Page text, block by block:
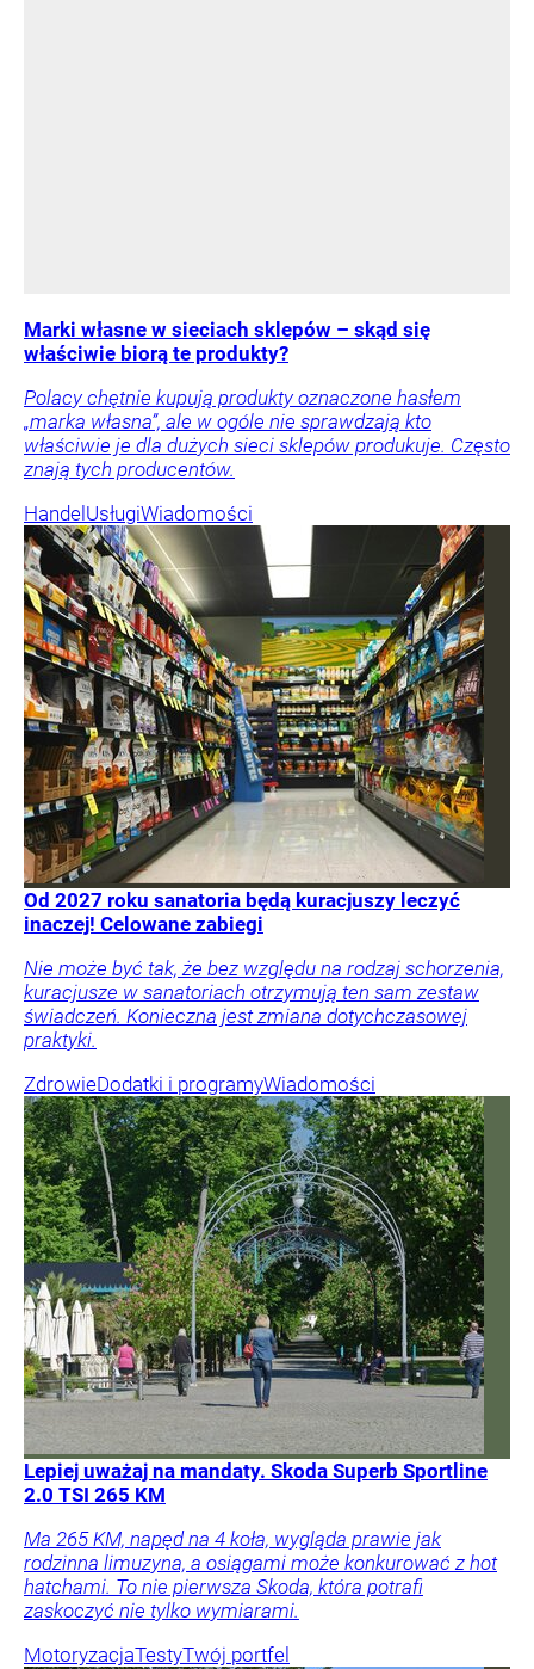
Marki własne w sieciach sklepów – skąd się
właściwie biorą te produkty?
Polacy chętnie kupują produkty oznaczone hasłem
„marka własna”, ale w ogóle nie sprawdzają kto
właściwie je dla dużych sieci sklepów produkuje. Często
znają tych producentów.
Handel UsługiWiadomości
Od 2027 roku sanatoria będą kuracjuszy leczyć
inaczej! Celowane zabiegi
Nie może być tak, że bez względu na rodzaj schorzenia,
kuracjusze w sanatoriach otrzymują ten sam zestaw
świadczeń. Konieczna jest zmiana dotychczasowej
praktyki.
ZdrowieDodatki i programyWiadomości
Lepiej uważaj na mandaty. Skoda Superb Sportline
2.0 TSI 265 KM
Ma 265 KM, napęd na 4 koła, wygląda prawie jak
rodzinna limuzyna, a osiągami może konkurować z hot
hatchami. To nie pierwsza Skoda, która potrafi
zaskoczyć nie tylko wymiarami.
MotoryzacjaTestyTwój portfel